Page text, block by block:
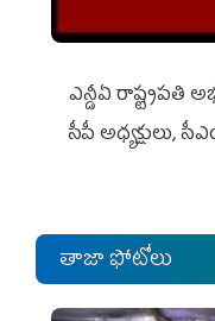
ఎన్డీఏ రాష్ట్ర‌ప‌తి
సీపీ అధ్య‌క్షులు,
తాజా ఫోటోలు